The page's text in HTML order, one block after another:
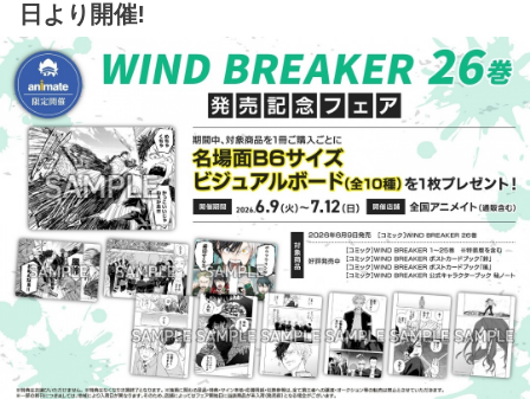
日より開催!